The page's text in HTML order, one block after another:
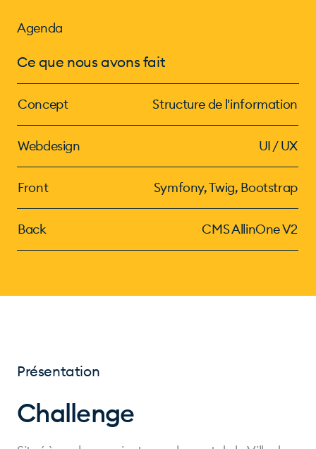
Agenda
Ce que nous avons fait
Concept Structure de l'information
Webdesign UI / UX
Front Symfony, Twig, Bootstrap
Back CMS AllinOne V2
Présentation
Challenge